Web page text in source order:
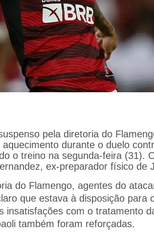
pela diretoria do
durante o duelo
o treino na segunda-feira (31).
ex-preparador físico de
do Flamengo, agentes do
que estava à disposição para
insatisfações com o tratamento
também foram reforçadas.